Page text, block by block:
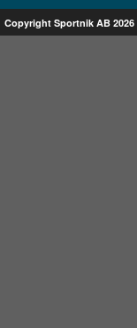
Copyright Sportnik AB 2026